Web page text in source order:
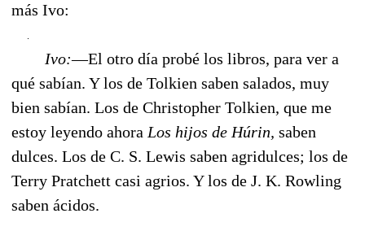
más Ivo:
Ivo:—El otro día probé los libros, para ver a
qué sabían. Y los de Tolkien saben salados, muy
bien sabían. Los de Christopher Tolkien, que me
estoy leyendo ahora Los hijos de Húrin, saben
dulces. Los de C. S. Lewis saben agridulces; los de
Terry Pratchett casi agrios. Y los de J. K. Rowling
saben ácidos.